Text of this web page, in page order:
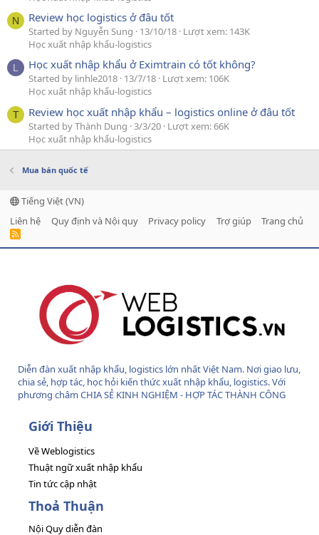
N Review học logistics ở đâu tốt
Started by Nguyễn Sung 13/10/18 Lượt xem: 143K
Học xuất nhập khẩu-logistics
L Học xuất nhập khẩu ở Eximtrain có tốt không?
Started by linhle2018 13/7/18 Lượt xem: 106K
Học xuất nhập khẩu-logistics
T Review học xuất nhập khẩu – logistics online ở đâu tốt
Started by Thành Dung 3/3/20 Lượt xem: 66K
Học xuất nhập khẩu-logistics
Mua bán quốc tế
Tiếng Việt (VN)
Liên hệ
Quy định và Nội quy Privacy policy Trợ giúp Trang chủ
R
Diễn đàn xuất nhập khẩu, logistics lớn nhất Việt Nam. Nơi giao lưu,
chia sẻ, hợp tác, học hỏi kiến thức xuất nhập khẩu, logistics. Với
phương châm CHIA SẺ KINH NGHIỆM - HỢP TÁC THÀNH CÔNG
Giới Thiệu
Về Weblogistics
Thuật ngữ xuất nhập khẩu
Tin tức cập nhật
Thoả Thuận
Nội Quy diễn đàn